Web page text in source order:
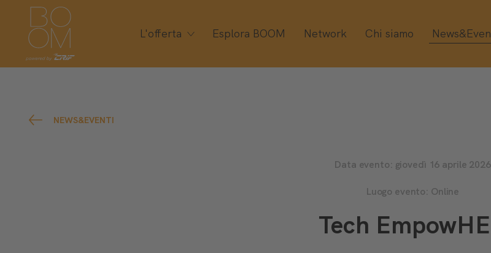
L'offerta Esplora BOOM Network Chi siamo
NEWS&EVENTI
Data evento: giovedì 16 aprile 2026
Luogo evento: Online
Tech